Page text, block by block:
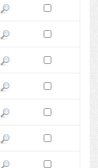
Pokaż podgląd wersji z dnia
Zaznacz wersję do
Pokaż podgląd wersji z dnia
Zaznacz wersję do
Pokaż podgląd wersji z dnia
Zaznacz wersję do
Pokaż podgląd wersji z dnia
Zaznacz wersję do
Pokaż podgląd wersji z dnia
Zaznacz wersję do
Pokaż podgląd wersji z dnia
Zaznacz wersję do
Pokaż podgląd wersji z dnia
Zaznacz wersję do